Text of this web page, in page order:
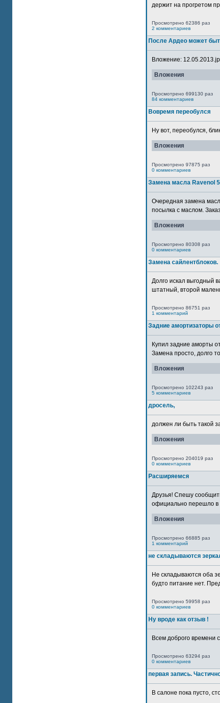
держит на прогретом
Просмотрено 62386 раз
2 комментариев
После Ардео может
Вложение:
Вложения
Просмотрено 699130 раз
84 комментариев
Вовремя переобулся
Ну вот, переобулся,
Вложения
Просмотрено 97875 раз
0 комментариев
Замена масла Ravenol
Очередная замена
посылка с маслом.
Вложения
Просмотрено 80308 раз
0 комментариев
Замена сайлентблоков.
Долго искал выгодный
штатный, второй
Просмотрено 86751 раз
1 комментарий
Задние амортизаторы
Купил задние аморты
Замена просто, долго
Вложения
Просмотрено 102243 раз
5 комментариев
дросель,
должен ли быть такой
Вложения
Просмотрено 204019 раз
0 комментариев
Расширяемся
Друзья! Спешу
официально перешло в
Вложения
Просмотрено 66885 раз
1 комментарий
не складываются
Не складываются оба
будто питание нет.
Просмотрено 59958 раз
0 комментариев
Ну вроде как отзыв !
Всем доброго времени
Просмотрено 63294 раз
0 комментариев
первая запись.
В салоне пока пусто,